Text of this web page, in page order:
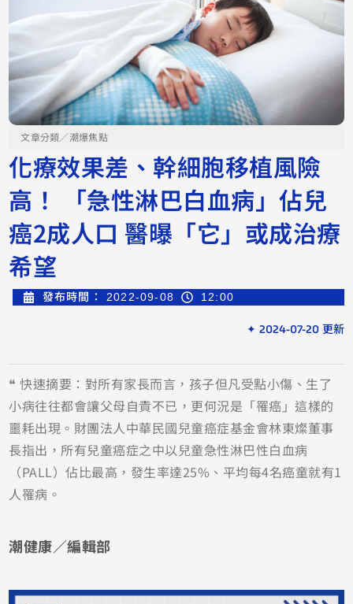
文章分類／潮爆焦點
化療效果差、幹細胞移植風險
高！ 「急性淋巴白血病」佔兒
癌2成人口 醫曝「它」或成治療
希望
發布時間： 2022-09-08 12:00
✦ 2024-07-20 更新
❝ 快速摘要：對所有家長而言，孩子但凡受點小傷、生了
小病往往都會讓父母自責不已，更何況是「罹癌」這樣的
噩耗出現。財團法人中華民國兒童癌症基金會林東燦董事
長指出，所有兒童癌症之中以兒童急性淋巴性白血病
（PALL）佔比最高，發生率達25%、平均每4名癌童就有1
人罹病。
潮健康／編輯部